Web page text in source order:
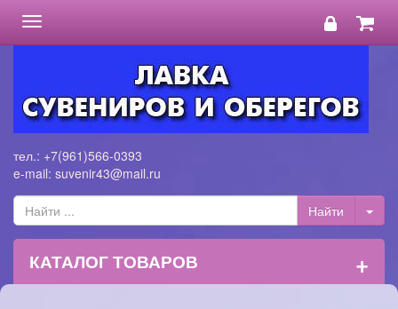
Toggle
navigation
тел.: +7(961)566-0393
e-mail: suvenir43@mail.ru
КАТАЛОГ ТОВАРОВ +